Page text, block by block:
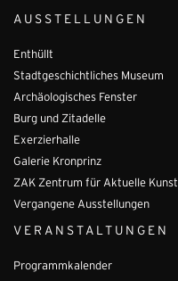
AUSSTELLUNGEN
Enthüllt
Stadtgeschichtliches Museum
Archäologisches Fenster
Burg und Zitadelle
Exerzierhalle
Galerie Kronprinz
ZAK Zentrum für Aktuelle Kunst
Vergangene Ausstellungen
VERANSTALTUNGEN
Programmkalender